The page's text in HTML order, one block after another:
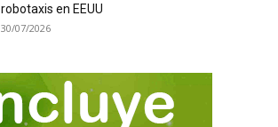
robotaxis en EEUU
30/07/2026